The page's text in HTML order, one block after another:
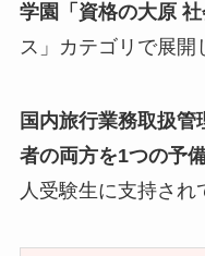
学園「資格の大原 社
ス」カテゴリで展開
国内旅行業務取扱
者の両方を1つの予
人受験生に支持され